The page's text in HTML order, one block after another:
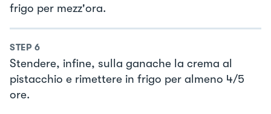
frigo per mezz'ora.
STEP 6
Stendere, infine, sulla ganache la crema al
pistacchio e rimettere in frigo per almeno 4/5
ore.